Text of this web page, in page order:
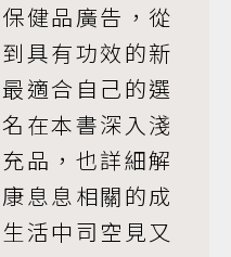
健品廣告，從
具有功效的新
適合自己的選
在本書深入淺
品，也詳細解
息息相關的成
活中司空見又